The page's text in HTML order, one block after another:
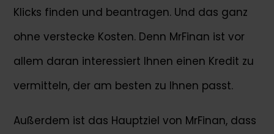
Klicks finden und beantragen. Und das ganz
ohne verstecke Kosten. Denn MrFinan ist vor
allem daran interessiert Ihnen einen Kredit zu
vermitteln, der am besten zu Ihnen passt.
Außerdem ist das Hauptziel von MrFinan, dass